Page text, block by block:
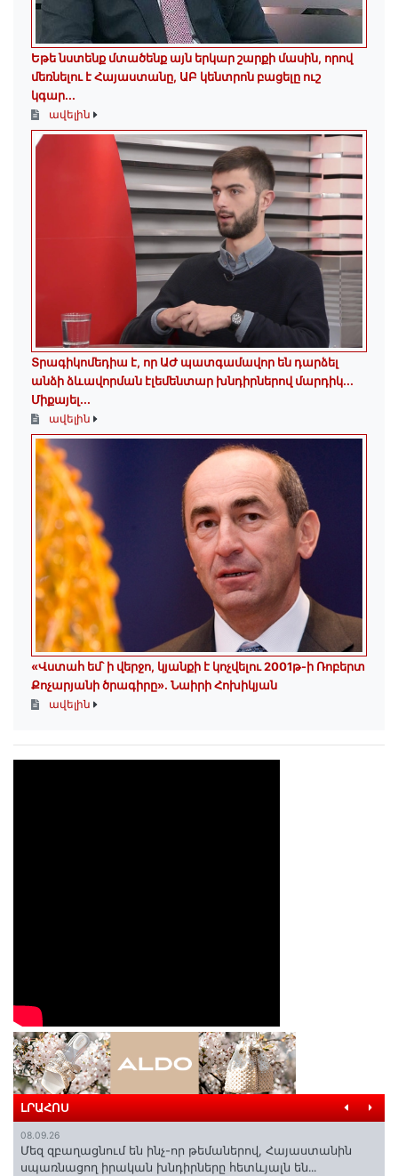
Եթե նստենք մտածենք այն երկար շարքի մասին, որով
մեռնելու է Հայաստանը, ԱԲ կենտրոն բացելը ուշ
կգար...
ավելին
Տրագիկոմեդիա է, որ ԱԺ պատգամավոր են դարձել
անձի ձևավորման էլեմենտար խնդիրներով մարդիկ․․․
Միքայել...
ավելին
«Վստահ եմ՝ ի վերջո, կյանքի է կոչվելու 2001թ-ի Ռոբերտ
Քոչարյանի ծրագիրը». Նաիրի Հոխիկյան
ավելին
ԼՐԱՀՈՍ
08.09.26
Մեզ զբաղացնում են ինչ-որ թեմաներով, Հայաստանին
սպառնացող իրական խնդիրները հետևյալն են․․․